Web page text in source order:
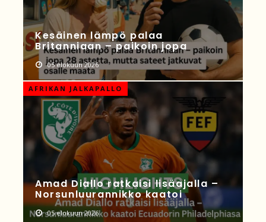
Kesäinen lämpö palaa
Britanniaan – paikoin jopa
05 elokuun 2026
AFRIKAN JALKAPALLO
Amad Diallo ratkaisi lisäajalla –
Norsunluurannikko kaatoi
05 elokuun 2026